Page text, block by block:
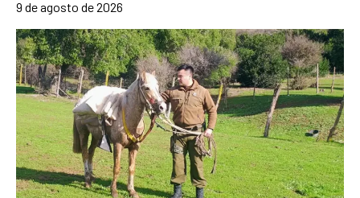
9 de agosto de 2026